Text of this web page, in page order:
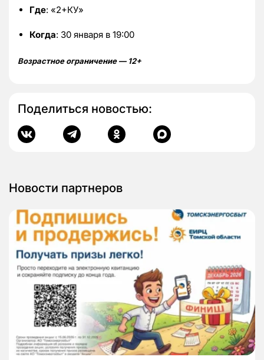
Где: «2+КУ»
Когда: 30 января в 19:00
Возрастное ограничение — 12+
Поделиться новостью:
Новости партнеров